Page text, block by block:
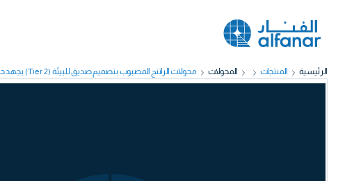
الرئيسية المنتجات المحولات محولات الراتنج المصبوب بتصميم صديق للبيئة (Tier 2) بجهد حتى 36 كيلوفولت (رقائق ألمنيوم)